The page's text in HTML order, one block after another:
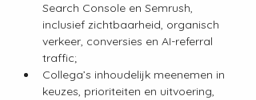
Search Console en Semrush,
inclusief zichtbaarheid, organisch
verkeer, conversies en AI-referral
traffic;
Collega’s inhoudelijk meenemen in
keuzes, prioriteiten en uitvoering,